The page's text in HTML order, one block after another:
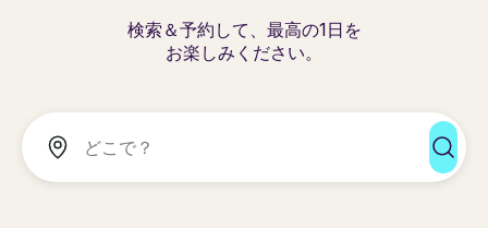
検索＆予約して、最高の1日を
お楽しみください。